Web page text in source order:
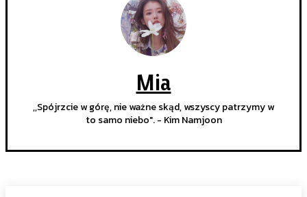
Mia
,,Spójrzcie w górę, nie ważne skąd, wszyscy patrzymy w
to samo niebo". - Kim Namjoon